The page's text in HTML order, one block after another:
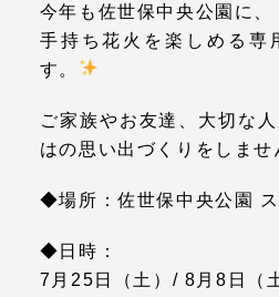
今年も佐世保中央公園に、
手持ち花火を楽しめる専
す。
ご家族やお友達、大切な
はの思い出づくりをしませ
◆場所：佐世保中央公園
◆日時：
7月25日（土）/ 8月8日（